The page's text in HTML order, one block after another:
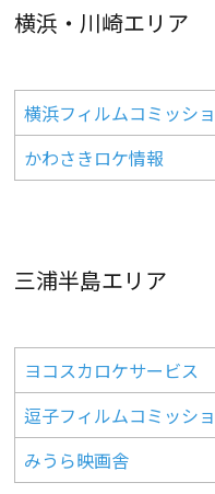
横浜・川崎エリア
横浜フィルムコミッシ
かわさきロケ情報
三浦半島エリア
ヨコスカロケサービス
逗子フィルムコミッシ
みうら映画舎